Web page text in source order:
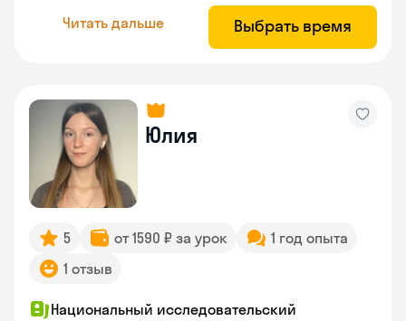
Читать дальше Выбрать время
Юлия
5 от 1590 ₽ за урок
1 год опыта
1 отзыв
Национальный исследовательский